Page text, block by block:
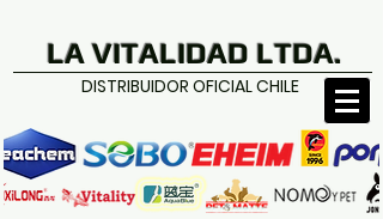
LA VITALIDAD LTDA.
DISTRIBUIDOR OFICIAL CHILE